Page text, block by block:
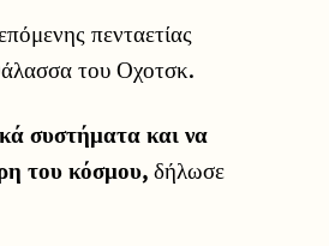
πενταετίας
του Οχοτσκ.
συστήματα και να
του κόσμου, δήλωσε